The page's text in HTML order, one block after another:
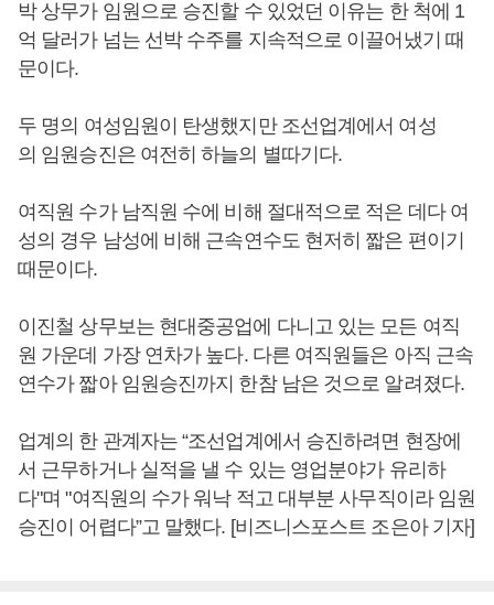
박 상무가 임원으로 승진할 수 있었던 이유는 한 척에 1
억 달러가 넘는 선박 수주를 지속적으로 이끌어냈기 때
문이다.
두 명의 여성임원이 탄생했지만 조선업계에서 여성
의 임원승진은 여전히 하늘의 별따기다.
여직원 수가 남직원 수에 비해 절대적으로 적은 데다 여
성의 경우 남성에 비해 근속연수도 현저히 짧은 편이기
때문이다.
이진철 상무보는 현대중공업에 다니고 있는 모든 여직
원 가운데 가장 연차가 높다. 다른 여직원들은 아직 근속
연수가 짧아 임원승진까지 한참 남은 것으로 알려졌다.
업계의 한 관계자는 “조선업계에서 승진하려면 현장에
서 근무하거나 실적을 낼 수 있는 영업분야가 유리하
다"며 "여직원의 수가 워낙 적고 대부분 사무직이라 임원
승진이 어렵다”고 말했다. [비즈니스포스트 조은아 기자]